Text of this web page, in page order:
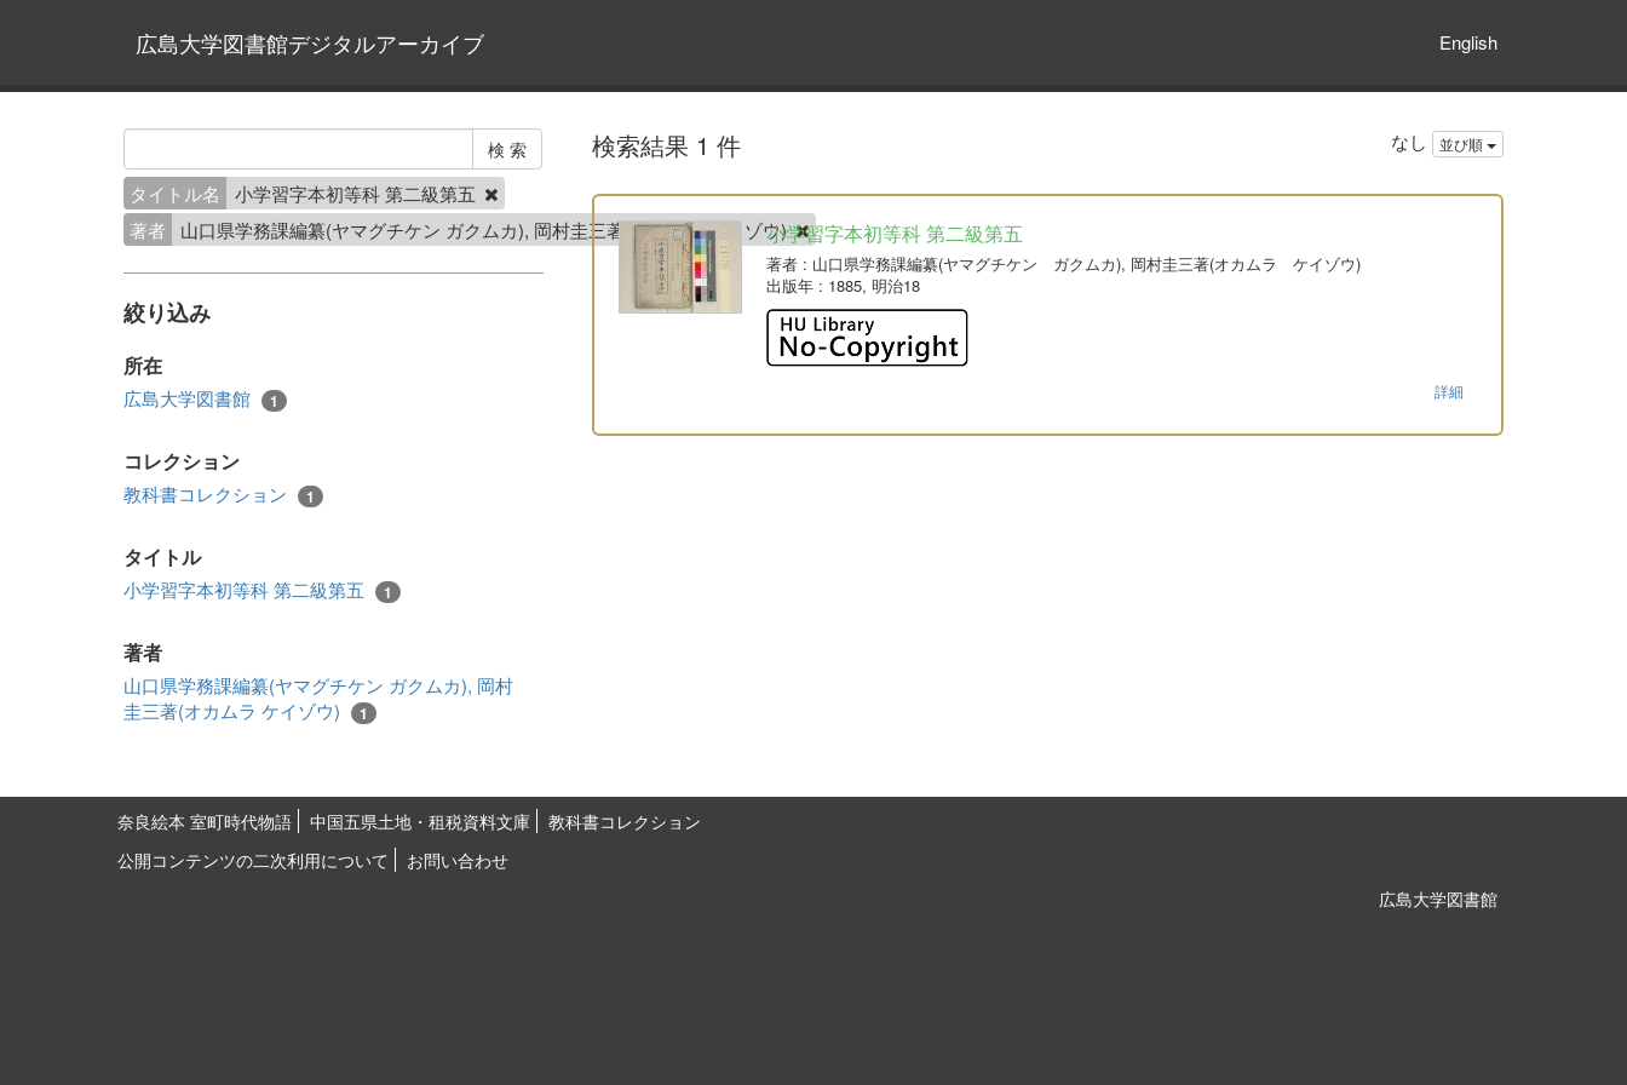
広島大学図書館デジタルアーカイブ English
タイトル名
小学習字本初等科 第二級第五
著者
山口県学務課編纂(ヤマグチケン ガクムカ), 岡村圭三著(オカムラ ケイゾウ)
絞り込み
所在
広島大学図書館 1
コレクション
教科書コレクション 1
タイトル
小学習字本初等科 第二級第五 1
著者
山口県学務課編纂(ヤマグチケン ガクムカ), 岡村
圭三著(オカムラ ケイゾウ)
1
検索結果 1 件 なし 並び順
小学習字本初等科 第二級第五
著者: 山口県学務課編纂(ヤマグチケン ガクムカ), 岡村圭三著(オカムラ ケイゾウ)
出版年: 1885, 明治18
詳細
奈良絵本 室町時代物語 中国五県土地・租税資料文庫
教科書コレクション
公開コンテンツの二次利用について
お問い合わせ
広島大学図書館